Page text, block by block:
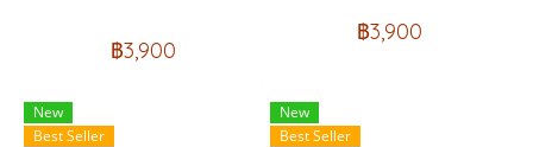
฿3,900
฿3,900
New
Best Seller
New
Best Seller